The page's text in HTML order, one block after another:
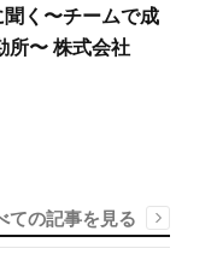
く〜チームで成
所〜 株式会社
ての記事を見る